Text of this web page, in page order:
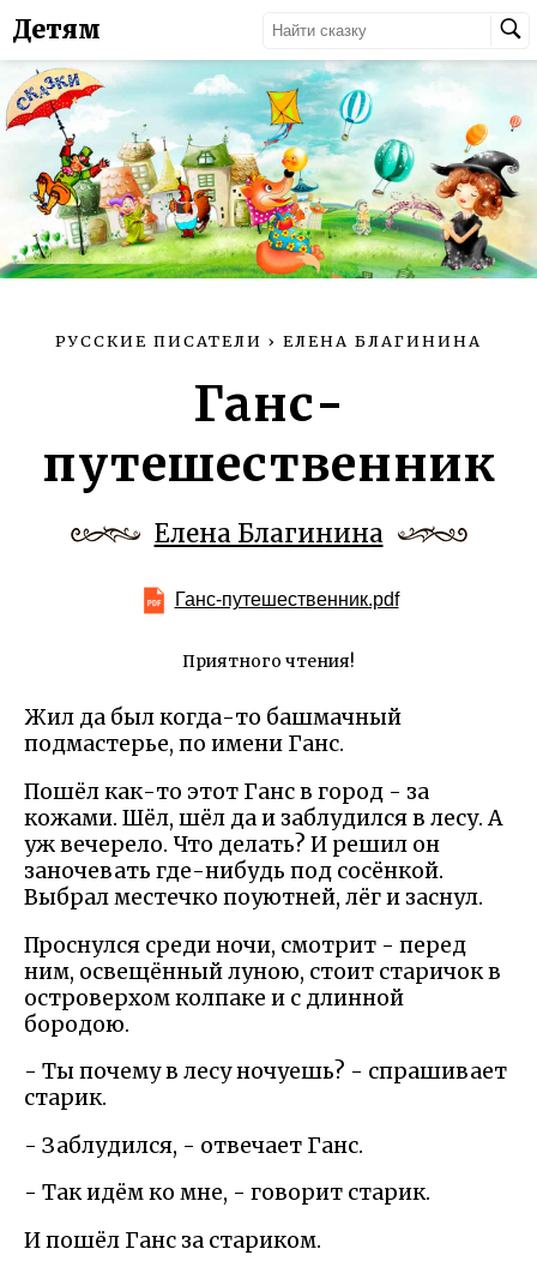
Детям
РУССКИЕ ПИСАТЕЛИ › ЕЛЕНА БЛАГИНИНА
Ганс-
путешественник
Елена Благинина
Ганс-путешественник.pdf
Приятного чтения!
Жил да был когда-то башмачный
подмастерье, по имени Ганс.
Пошёл как-то этот Ганс в город - за
кожами. Шёл, шёл да и заблудился в лесу. А
уж вечерело. Что делать? И решил он
заночевать где-нибудь под сосёнкой.
Выбрал местечко поуютней, лёг и заснул.
Проснулся среди ночи, смотрит - перед
ним, освещённый луною, стоит старичок в
островерхом колпаке и с длинной
бородою.
- Ты почему в лесу ночуешь? - спрашивает
старик.
- Заблудился, - отвечает Ганс.
- Так идём ко мне, - говорит старик.
И пошёл Ганс за стариком.